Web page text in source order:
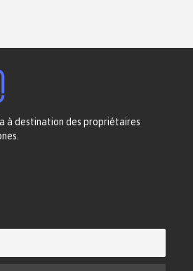
à destination des propriétaires